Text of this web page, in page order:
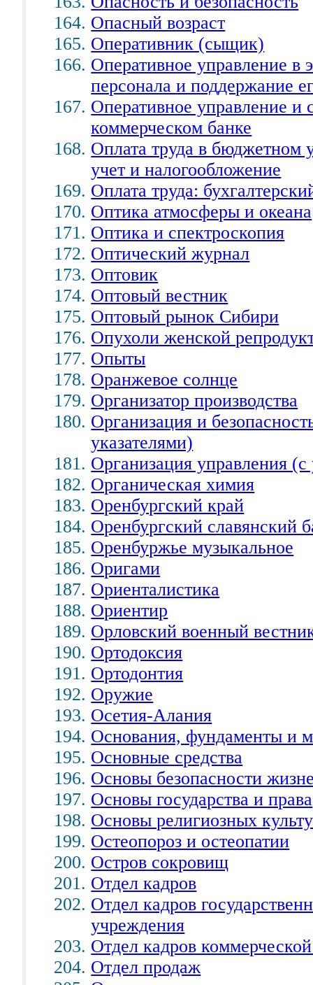
Опасный возраст
Оперативник (сыщик)
Оперативное управление в
персонала и поддержание
Оперативное управление и
коммерческом банке
Оплата труда в бюджетном
учет и налогообложение
Оплата труда:
Оптика атмосферы и океана
Оптика и спектроскопия
Оптический журнал
Оптовик
Оптовый вестник
Оптовый рынок Сибири
Опухоли женской
Опыты
Оранжевое солнце
Организатор производства
Организация и
указателями)
Организация управления (с
Органическая химия
Оренбургский край
Оренбургский славянский
Оренбуржье музыкальное
Оригами
Ориенталистика
Ориентир
Орловский военный
Ортодоксия
Ортодонтия
Оружие
Осетия-Алания
Основания, фундаменты и
Основные средства
Основы безопасности
Основы государства и права
Основы религиозных
Остеопороз и остеопатии
Остров сокровищ
Отдел кадров
Отдел кадров
учреждения
Отдел кадров
Отдел продаж